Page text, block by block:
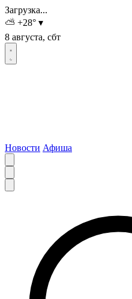
Загрузка...
⛅ +28° ▾
8 августа, сбт
Новости Афиша